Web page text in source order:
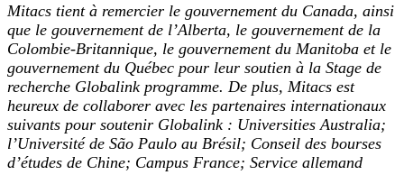
Mitacs tient à remercier le gouvernement du Canada, ainsi
que le gouvernement de l’Alberta, le gouvernement de la
Colombie-Britannique, le gouvernement du Manitoba et le
gouvernement du Québec pour leur soutien à la Stage de
recherche Globalink programme. De plus, Mitacs est
heureux de collaborer avec les partenaires internationaux
suivants pour soutenir Globalink : Universities Australia;
l’Université de São Paulo au Brésil; Conseil des bourses
d’études de Chine; Campus France; Service allemand